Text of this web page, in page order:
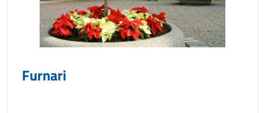
Furnari